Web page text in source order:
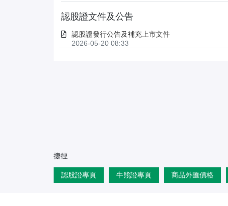
認股證文件及公告
認股證發行公告及補充上市文件
2026-05-20 08:33
捷徑
認股證專頁 牛熊證專頁 商品外匯價格